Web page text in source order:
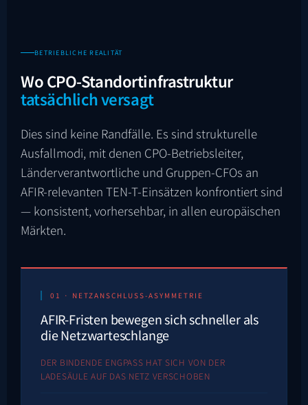
BETRIEBLICHE REALITÄT
Wo CPO-Standortinfrastruktur
tatsächlich versagt
Dies sind keine Randfälle. Es sind strukturelle
Ausfallmodi, mit denen CPO-Betriebsleiter,
Länderverantwortliche und Gruppen-CFOs an
AFIR-relevanten TEN-T-Einsätzen konfrontiert sind
— konsistent, vorhersehbar, in allen europäischen
Märkten.
01 · NETZANSCHLUSS-ASYMMETRIE
AFIR-Fristen bewegen sich schneller als
die Netzwarteschlange
DER BINDENDE ENGPASS HAT SICH VON DER
LADESÄULE AUF DAS NETZ VERSCHOBEN